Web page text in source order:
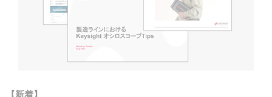
【新着】